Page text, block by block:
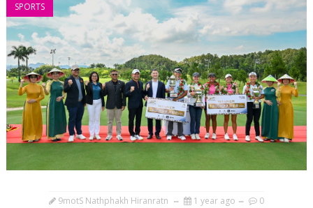
SPORTS
9motS Nathphakh Hiranratn 1 year ago 0